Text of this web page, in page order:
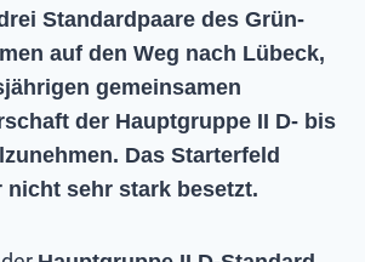
Standardpaare des Grün-
auf den Weg nach Lübeck,
gemeinsamen
der Hauptgruppe II D- bis
Das Starterfeld
nicht sehr stark besetzt.